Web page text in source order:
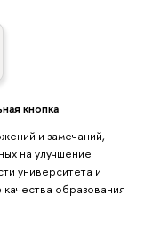
кнопка
и замечаний,
на улучшение
университета и
образования